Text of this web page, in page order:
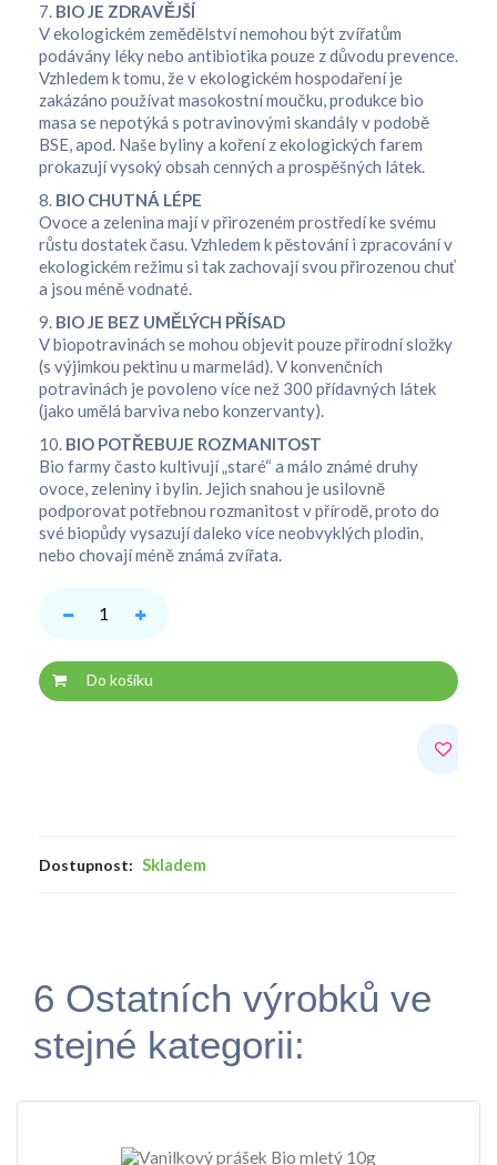
7. BIO JE ZDRAVĚJŠÍ
V ekologickém zemědělství nemohou být zvířatům
podávány léky nebo antibiotika pouze z důvodu prevence.
Vzhledem k tomu, že v ekologickém hospodaření je
zakázáno používat masokostní moučku, produkce bio
masa se nepotýká s potravinovými skandály v podobě
BSE, apod. Naše byliny a koření z ekologických farem
prokazují vysoký obsah cenných a prospěšných látek.
8. BIO CHUTNÁ LÉPE
Ovoce a zelenina mají v přirozeném prostředí ke svému
růstu dostatek času. Vzhledem k pěstování i zpracování v
ekologickém režimu si tak zachovají svou přirozenou chuť
a jsou méně vodnaté.
9. BIO JE BEZ UMĚLÝCH PŘÍSAD
V biopotravinách se mohou objevit pouze přírodní složky
(s výjimkou pektinu u marmelád). V konvenčních
potravinách je povoleno více než 300 přídavných látek
(jako umělá barviva nebo konzervanty).
10. BIO POTŘEBUJE ROZMANITOST
Bio farmy často kultivují „staré“ a málo známé druhy
ovoce, zeleniny i bylin. Jejich snahou je usilovně
podporovat potřebnou rozmanitost v přírodě, proto do
své biopůdy vysazují daleko více neobvyklých plodin,
nebo chovají méně známá zvířata.
Do košíku
Dostupnost: Skladem
6 Ostatních výrobků ve
stejné kategorii: